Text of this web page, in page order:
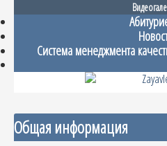
Система менеджмента
Общая информация